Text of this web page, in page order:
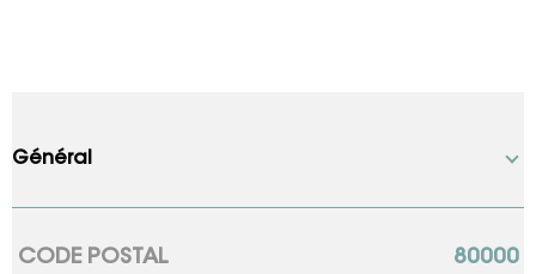
Général
Caractérisque
CODE POSTAL 80000